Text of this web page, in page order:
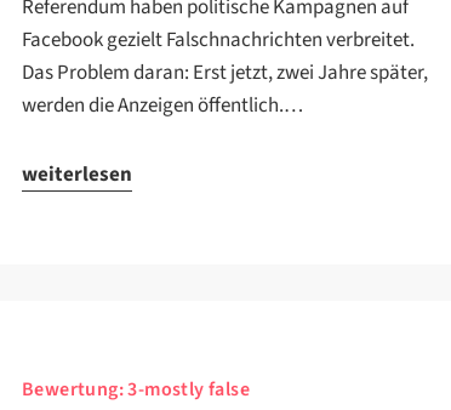
Referendum haben politische Kampagnen auf
Facebook gezielt Falschnachrichten verbreitet.
Das Problem daran: Erst jetzt, zwei Jahre später,
werden die Anzeigen öffentlich.…
weiterlesen
Bewertung:3-mostly false